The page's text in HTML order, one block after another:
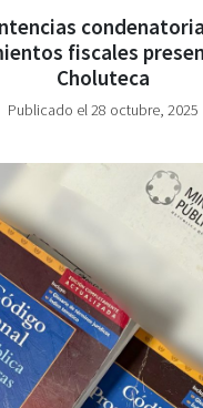
fiscales
Choluteca
Publicado el 28 octubre, 2025